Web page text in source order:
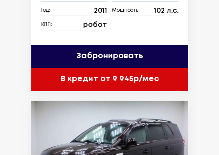
Год: 2011 Мощность: 102 л.с.
КПП: робот
Забронировать
В кредит от 9 945р/мес